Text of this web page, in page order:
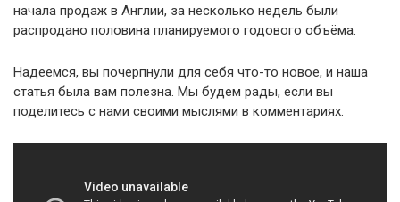
начала продаж в Англии, за несколько недель были
распродано половина планируемого годового объёма.
Надеемся, вы почерпнули для себя что-то новое, и наша
статья была вам полезна. Мы будем рады, если вы
поделитесь с нами своими мыслями в комментариях.